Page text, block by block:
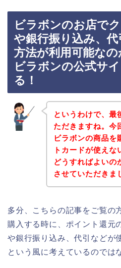
ビラボンのお店で
や銀行振り込み、
方法が利用可能なの
ビラボンの公式サ
る！
というわけで、最
ただきますね。今
ビラボンの商品を
トカードが使えな
どうすればよいの
させていただきま
多分、こちらの記事をご覧の
購入する時に、ポイント還元
や銀行振り込み、代引などが
という風に考えているのでは